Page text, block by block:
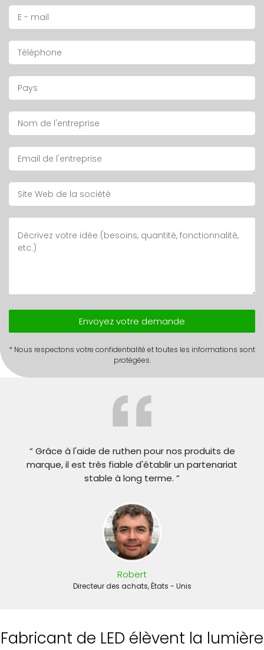
Envoyez votre demande
* Nous respectons votre confidentialité et toutes les informations sont
protégées.
“ Grâce à l'aide de ruthen pour nos produits de
marque, il est très fiable d'établir un partenariat
stable à long terme. ”
Robert
Directeur des achats, États - Unis
Fabricant de LED élèvent la lumière